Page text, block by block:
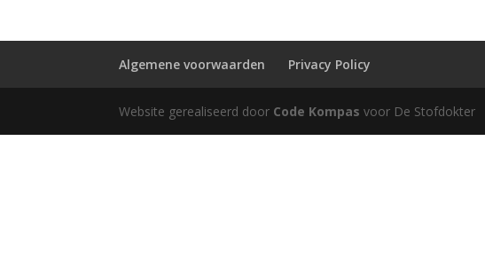
Algemene voorwaarden Privacy Policy
Website gerealiseerd door Code Kompasvoor De Stofdokter